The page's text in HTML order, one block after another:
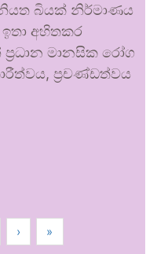
බියක් නිර්මාණය
අහිතකර
මානසික රෝග
ප්‍රචණ්ඩත්වය
› »